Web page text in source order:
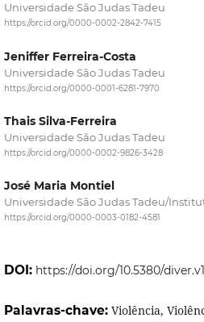
Universidade São Judas Tadeu
https://orcid.org/0000-0002-2842-7415
Jeniffer Ferreira-Costa
Universidade São Judas Tadeu
https://orcid.org/0000-0001-6281-7970
Thais Silva-Ferreira
Universidade São Judas Tadeu
https://orcid.org/0000-0002-9826-3428
José Maria Montiel
Universidade São Judas Tadeu/
https://orcid.org/0000-0003-0182-4581
DOI: https://doi.org/10.5380/
Palavras-chave: Violência,